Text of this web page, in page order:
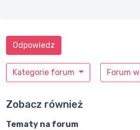
Kategorie forum Forum
Odpowiedz
Zobacz również
Tematy na forum